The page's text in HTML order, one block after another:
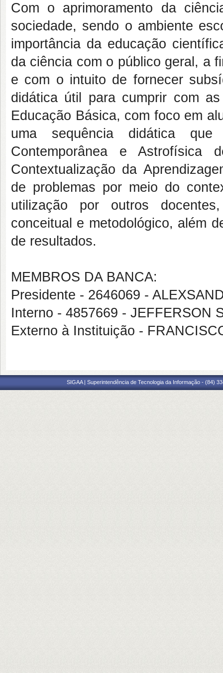
Com o aprimoramento da
sociedade, sendo o ambiente
importância da educação
da ciência com o público geral, a
e com o intuito de fornecer
didática útil para cumprir com
Educação Básica, com foco em
uma sequência didática
Contemporânea e Astrofísica
Contextualização da
de problemas por meio do
utilização por outros
conceitual e metodológico, além
de resultados.
MEMBROS DA BANCA:
Presidente - 2646069 -
Interno - 4857669 - JEFFERSON
Externo à Instituição -
SIGAA | Superintendência de Tecnologia da Informação - (84)